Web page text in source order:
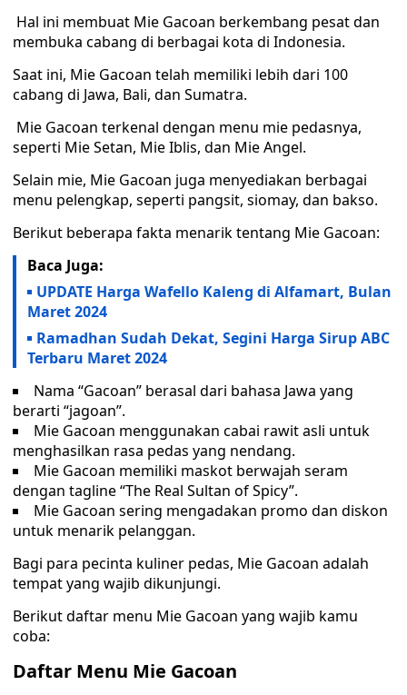
Hal ini membuat Mie Gacoan berkembang pesat dan
membuka cabang di berbagai kota di Indonesia.
Saat ini, Mie Gacoan telah memiliki lebih dari 100
cabang di Jawa, Bali, dan Sumatra.
Mie Gacoan terkenal dengan menu mie pedasnya,
seperti Mie Setan, Mie Iblis, dan Mie Angel.
Selain mie, Mie Gacoan juga menyediakan berbagai
menu pelengkap, seperti pangsit, siomay, dan bakso.
Berikut beberapa fakta menarik tentang Mie Gacoan:
Baca Juga:
UPDATE Harga Wafello Kaleng di Alfamart, Bulan
Maret 2024
Ramadhan Sudah Dekat, Segini Harga Sirup ABC
Terbaru Maret 2024
Nama “Gacoan” berasal dari bahasa Jawa yang
berarti “jagoan”.
Mie Gacoan menggunakan cabai rawit asli untuk
menghasilkan rasa pedas yang nendang.
Mie Gacoan memiliki maskot berwajah seram
dengan tagline “The Real Sultan of Spicy”.
Mie Gacoan sering mengadakan promo dan diskon
untuk menarik pelanggan.
Bagi para pecinta kuliner pedas, Mie Gacoan adalah
tempat yang wajib dikunjungi.
Berikut daftar menu Mie Gacoan yang wajib kamu
coba:
Daftar Menu Mie Gacoan